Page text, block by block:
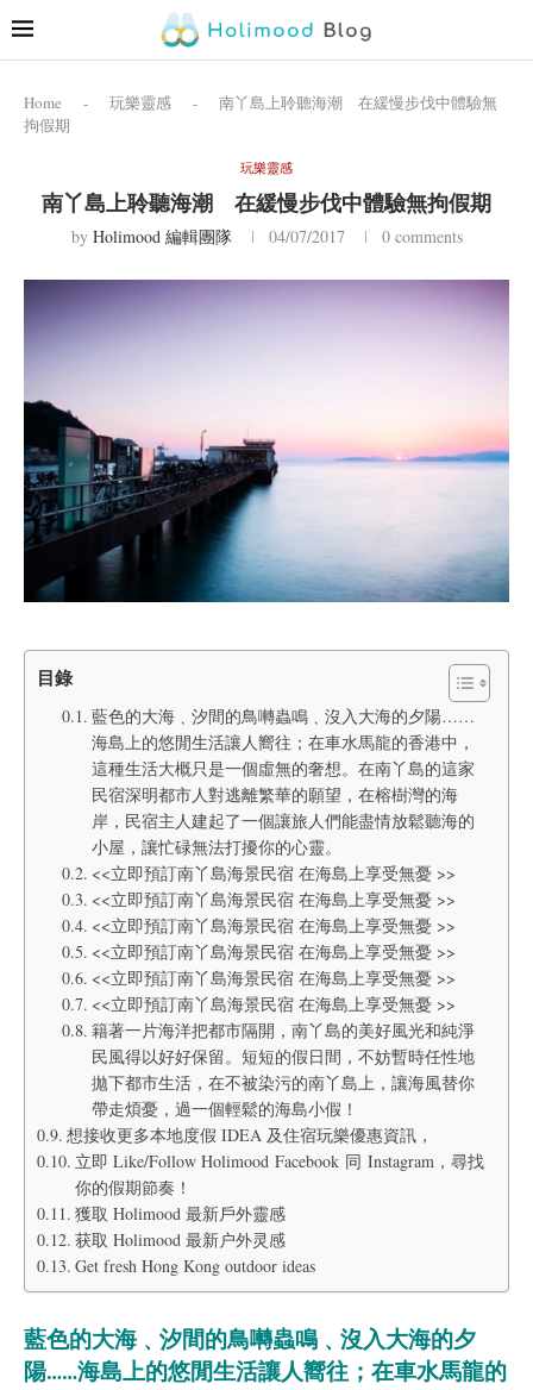
Home - 玩樂靈感 -
南丫島上聆聽海潮 在緩慢步伐中體驗無
拘假期
玩樂靈感
南丫島上聆聽海潮 在緩慢步伐中體驗無拘假期
by Holimood 編輯團隊 04/07/2017 0 comments
目錄
藍色的大海﹑汐間的鳥囀蟲鳴﹑沒入大海的夕陽……
海島上的悠閒生活讓人嚮往；在車水馬龍的香港中，
這種生活大概只是一個虛無的奢想。在南丫島的這家
民宿深明都市人對逃離繁華的願望，在榕樹灣的海
岸，民宿主人建起了一個讓旅人們能盡情放鬆聽海的
小屋，讓忙碌無法打擾你的心靈。
<<立即預訂南丫島海景民宿 在海島上享受無憂 >>
<<立即預訂南丫島海景民宿 在海島上享受無憂 >>
<<立即預訂南丫島海景民宿 在海島上享受無憂 >>
<<立即預訂南丫島海景民宿 在海島上享受無憂 >>
<<立即預訂南丫島海景民宿 在海島上享受無憂 >>
<<立即預訂南丫島海景民宿 在海島上享受無憂 >>
籍著一片海洋把都市隔開，南丫島的美好風光和純淨
民風得以好好保留。短短的假日間，不妨暫時任性地
拋下都市生活，在不被染污的南丫島上，讓海風替你
帶走煩憂，過一個輕鬆的海島小假！
想接收更多本地度假 IDEA 及住宿玩樂優惠資訊，
立即 Like/Follow Holimood Facebook 同 Instagram，尋找
你的假期節奏！
獲取 Holimood 最新戶外靈感
获取 Holimood 最新户外灵感
Get fresh Hong Kong outdoor ideas
藍色的大海﹑汐間的鳥囀蟲鳴﹑沒入大海的夕
陽……海島上的悠閒生活讓人嚮往；在車水馬龍的